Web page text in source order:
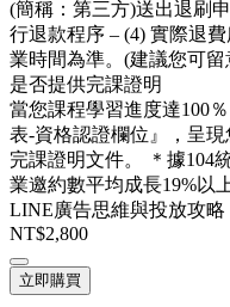
(簡稱：第三方)送出退刷
行退款程序 – (4) 實際退
業時間為準。(建議您可
是否提供完課證明
當您課程學習進度達100
表-資格認證欄位』，呈
完課證明文件。 ＊據104
業邀約數平均成長19%以
LINE廣告思維與投放攻
NT$2,800
立即購買